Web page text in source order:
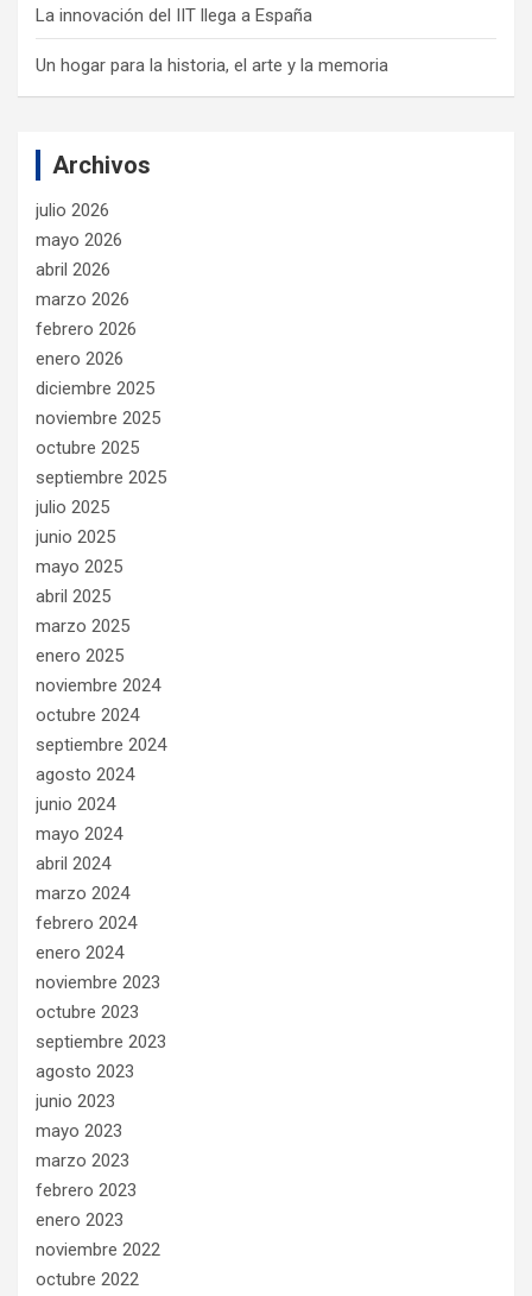
La innovación del IIT llega a España
Un hogar para la historia, el arte y la memoria
Archivos
julio 2026
mayo 2026
abril 2026
marzo 2026
febrero 2026
enero 2026
diciembre 2025
noviembre 2025
octubre 2025
septiembre 2025
julio 2025
junio 2025
mayo 2025
abril 2025
marzo 2025
enero 2025
noviembre 2024
octubre 2024
septiembre 2024
agosto 2024
junio 2024
mayo 2024
abril 2024
marzo 2024
febrero 2024
enero 2024
noviembre 2023
octubre 2023
septiembre 2023
agosto 2023
junio 2023
mayo 2023
marzo 2023
febrero 2023
enero 2023
noviembre 2022
octubre 2022